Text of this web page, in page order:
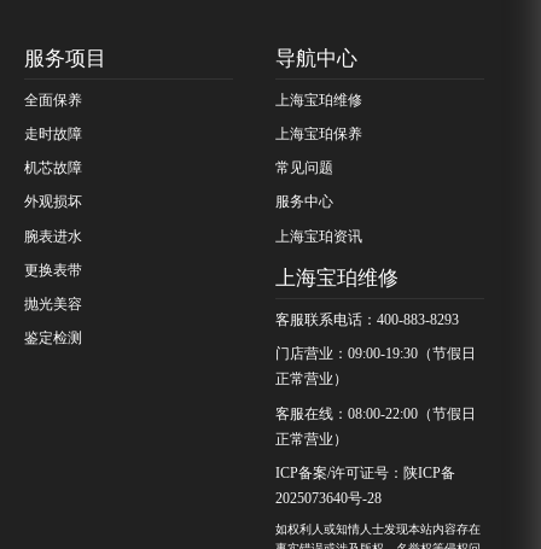
服务项目
全面保养
走时故障
机芯故障
外观损坏
腕表进水
更换表带
抛光美容
鉴定检测
导航中心
上海宝珀维修
上海宝珀保养
常见问题
服务中心
上海宝珀资讯
上海宝珀维修
客服联系电话：400-883-8293
门店营业：09:00-19:30（节假日
正常营业）
客服在线：08:00-22:00（节假日
正常营业）
ICP备案/许可证号：陕ICP备
2025073640号-28
如权利人或知情人士发现本站内容存在